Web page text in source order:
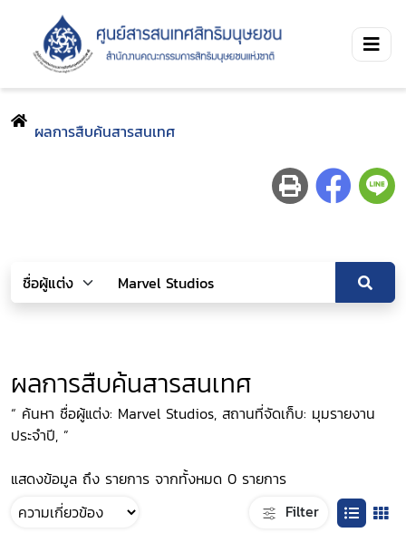
ผลการสืบค้นสารสนเทศ
ผลการสืบค้นสารสนเทศ
“ ค้นหา ชื่อผู้แต่ง: Marvel Studios, สถานที่จัดเก็บ: มุมรายงาน
ประจำปี, ”
แสดงข้อมูล ถึง รายการ จากทั้งหมด 0 รายการ
Filter